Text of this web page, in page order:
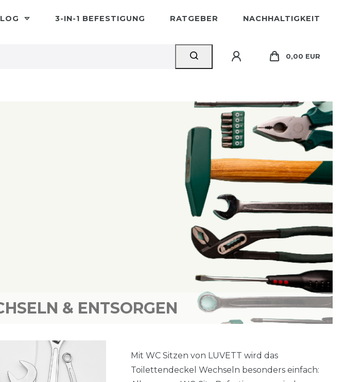
3-IN-1 BEFESTIGUNG RATGEBER NACHHALTIGKEIT
0,00 EUR
& ENTSORGEN
Mit WC Sitzen von LUVETT wird das
Toilettendeckel Wechseln besonders einfach: